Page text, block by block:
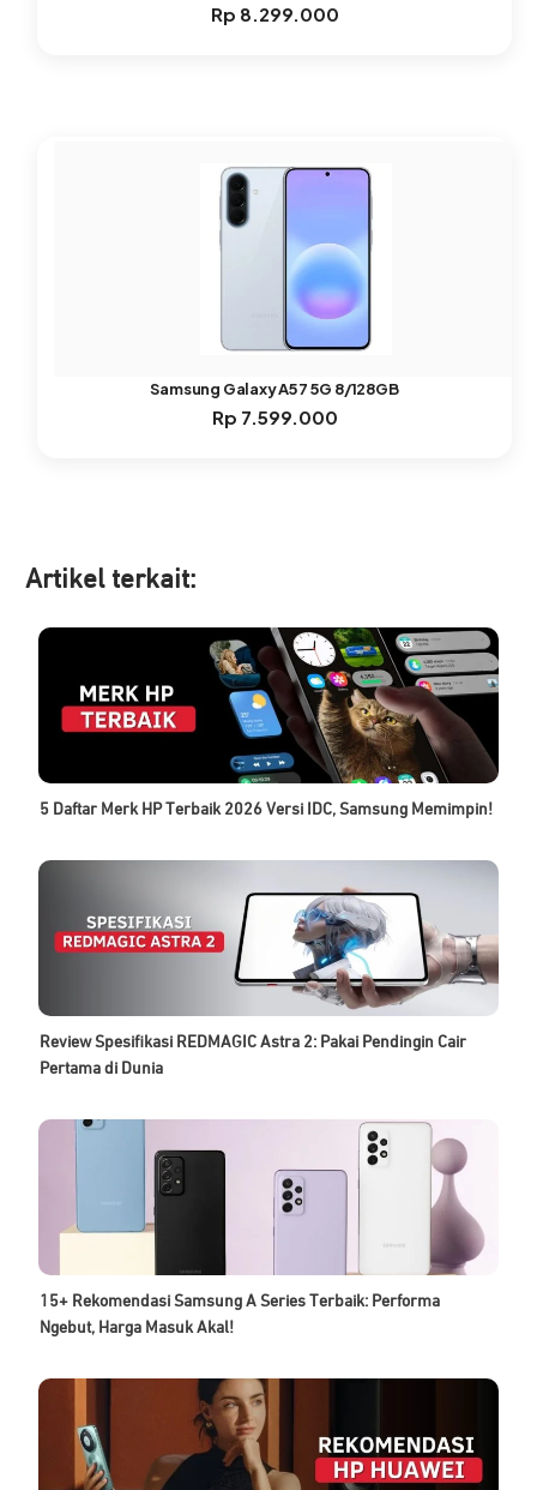
Rp 8.299.000
Samsung Galaxy A57 5G 8/128GB
Rp 7.599.000
Artikel terkait:
5 Daftar Merk HP Terbaik 2026 Versi IDC, Samsung Memimpin!
Review Spesifikasi REDMAGIC Astra 2: Pakai Pendingin Cair
Pertama di Dunia
15+ Rekomendasi Samsung A Series Terbaik: Performa
Ngebut, Harga Masuk Akal!